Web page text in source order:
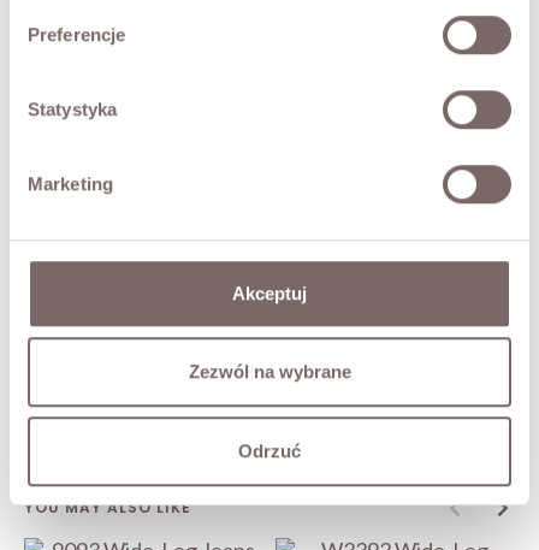
Preferencje
Statystyka
Marketing
Akceptuj
Zezwól na wybrane
Odrzuć
Maribel Knit Cardigan Black
189,00 zł
249,00 zł
YOU MAY ALSO LIKE